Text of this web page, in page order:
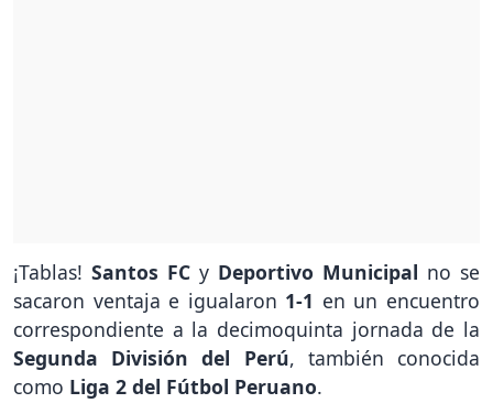
¡Tablas! Santos FC y Deportivo Municipal no se
sacaron ventaja e igualaron 1-1 en un encuentro
correspondiente a la decimoquinta jornada de la
Segunda División del Perú, también conocida
como Liga 2 del Fútbol Peruano.